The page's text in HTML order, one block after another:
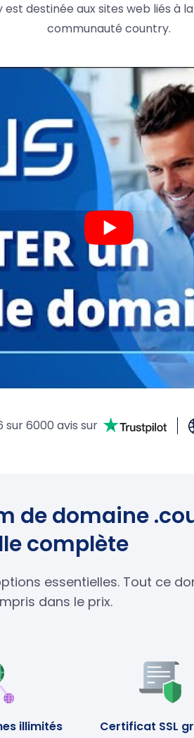
destinée aux sites web liés à
communauté country.
sur 6000 avis sur
de domaine
complète
essentielles. Tout ce
dans le prix.
illimités
Certificat SSL